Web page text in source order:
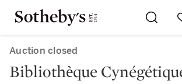
Auction closed
Bibliothѐque